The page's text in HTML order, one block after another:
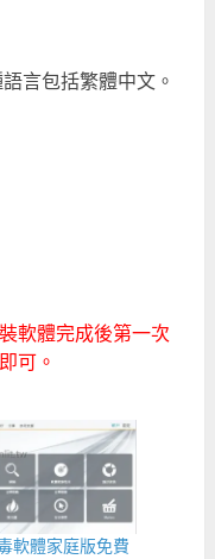
言包括繁體中文。
軟體完成後第一次
可。
軟體家庭版免費